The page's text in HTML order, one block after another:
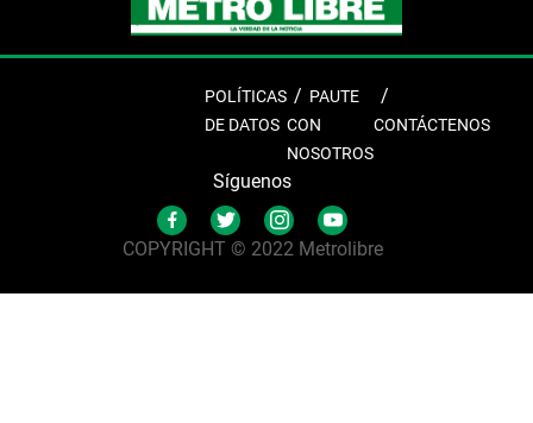
POLÍTICAS
DE DATOS
PAUTE
CON
NOSOTROS
CONTÁCTENOS
Síguenos
COPYRIGHT © 2022 Metrolibre